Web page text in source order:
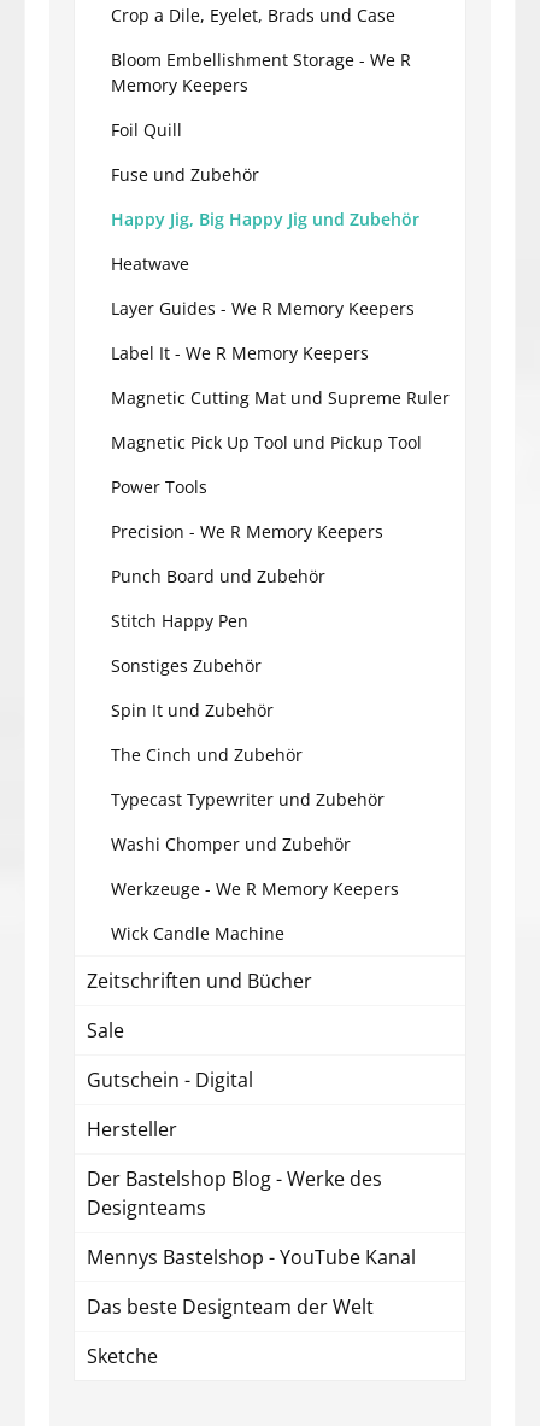
Crop a Dile, Eyelet, Brads und Case
Bloom Embellishment Storage - We R
Memory Keepers
Foil Quill
Fuse und Zubehör
Happy Jig, Big Happy Jig und Zubehör
Heatwave
Layer Guides - We R Memory Keepers
Label It - We R Memory Keepers
Magnetic Cutting Mat und Supreme Ruler
Magnetic Pick Up Tool und Pickup Tool
Power Tools
Precision - We R Memory Keepers
Punch Board und Zubehör
Stitch Happy Pen
Sonstiges Zubehör
Spin It und Zubehör
The Cinch und Zubehör
Typecast Typewriter und Zubehör
Washi Chomper und Zubehör
Werkzeuge - We R Memory Keepers
Wick Candle Machine
Zeitschriften und Bücher
Sale
Gutschein - Digital
Hersteller
Der Bastelshop Blog - Werke des
Designteams
Mennys Bastelshop - YouTube Kanal
Das beste Designteam der Welt
Sketche